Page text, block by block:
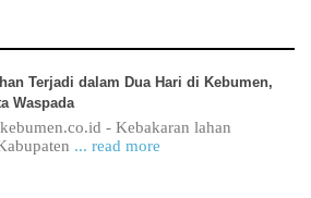
Terjadi dalam Dua Hari di Kebumen,
Waspada
- Kebakaran lahan
... read more